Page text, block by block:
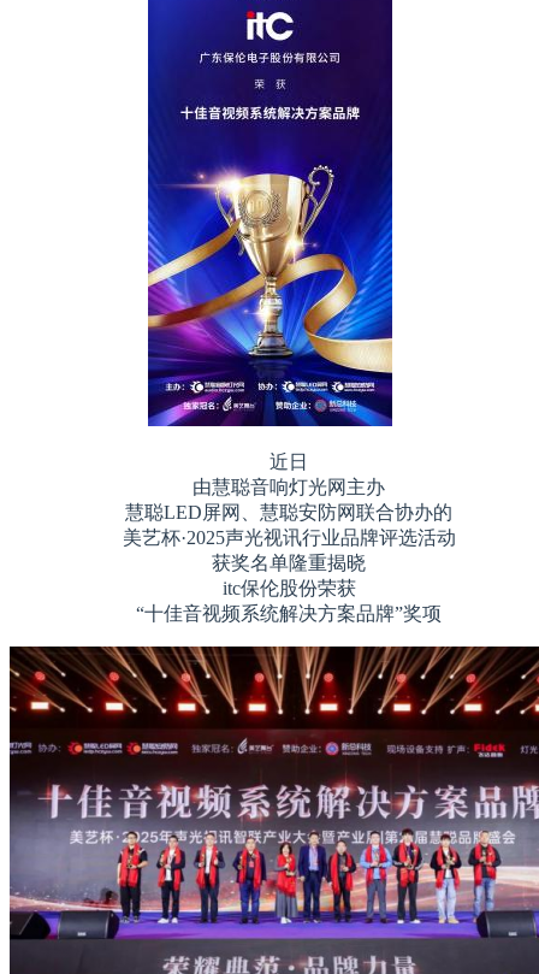
近日
由慧聪音响灯光网主办
慧聪LED屏网、慧聪安防网联合协办的
美艺杯·2025声光视讯行业品牌评选活动
获奖名单隆重揭晓
itc保伦股份荣获
“十佳音视频系统解决方案品牌”奖项